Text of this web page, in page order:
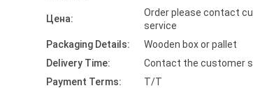
Цена:
Order please contact
service
Packaging Details:
Wooden box or pallet
Delivery Time:
Contact the customer
Payment Terms:
T/T